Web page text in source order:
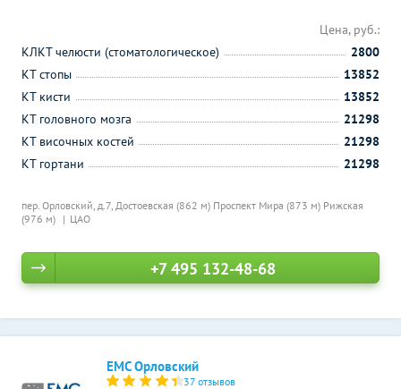
пер. Орловский, д.7, Достоевская (862 м) Проспект Мира (873 м) Рижская
(976 м)
ЦАО
Цена, руб.:
КЛКТ челюсти (стоматологическое)
2800
КТ стопы
13852
КТ кисти
13852
КТ головного мозга
21298
КТ височных костей
21298
КТ гортани
21298
+7 495 132-48-68
ЕМС Орловский
37 отзывов